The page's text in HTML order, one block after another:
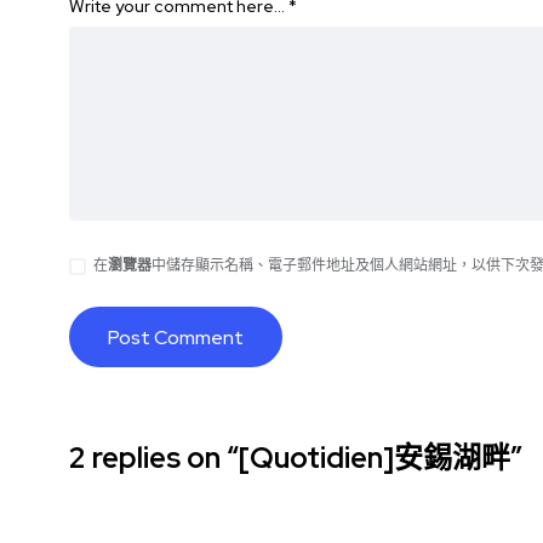
Write your comment here… *
在瀏覽器中儲存顯示名稱、電子郵件地址及個人網站網址，以供下次
2 replies on “[Quotidien]安錫湖畔”